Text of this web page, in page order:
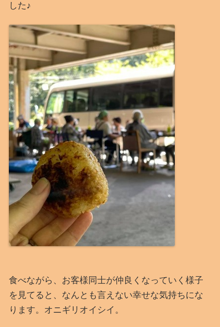
した♪
食べながら、お客様同士が仲良くなっていく様子
を見てると、なんとも言えない幸せな気持ちにな
ります。オニギリオイシイ。